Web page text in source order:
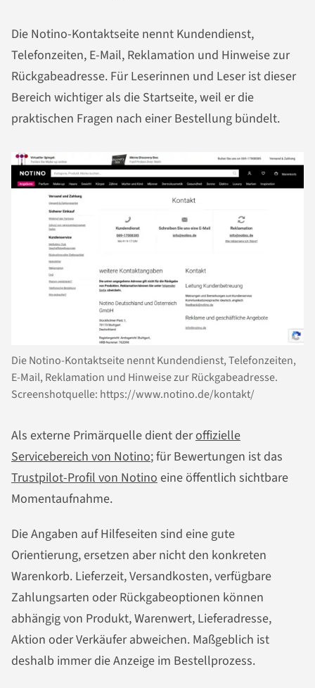
Die Notino-Kontaktseite nennt Kundendienst,
Telefonzeiten, E-Mail, Reklamation und Hinweise zur
Rückgabeadresse. Für Leserinnen und Leser ist dieser
Bereich wichtiger als die Startseite, weil er die
praktischen Fragen nach einer Bestellung bündelt.
Die Notino-Kontaktseite nennt Kundendienst, Telefonzeiten,
E-Mail, Reklamation und Hinweise zur Rückgabeadresse.
Screenshotquelle: https://www.notino.de/kontakt/
Als externe Primärquelle dient deroffizielle
Servicebereich von Notino; für Bewertungen ist das
Trustpilot-Profil von Notino eine öffentlich sichtbare
Momentaufnahme.
Die Angaben auf Hilfeseiten sind eine gute
Orientierung, ersetzen aber nicht den konkreten
Warenkorb. Lieferzeit, Versandkosten, verfügbare
Zahlungsarten oder Rückgabeoptionen können
abhängig von Produkt, Warenwert, Lieferadresse,
Aktion oder Verkäufer abweichen. Maßgeblich ist
deshalb immer die Anzeige im Bestellprozess.